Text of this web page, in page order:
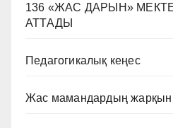
136 «ЖАС ДАРЫН»
АТТАДЫ
Педагогикалық кеңес
Жас мамандардың жарқын